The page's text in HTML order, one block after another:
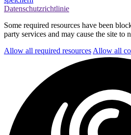
Datenschutzrichtlinie
Some required resources have been
party services and may cause the site to
Allow all required resources Allow all